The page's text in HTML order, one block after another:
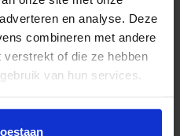
en analyse. Deze
combineren met andere
verstrekt of die ze hebben
van hun services.
aanpassen, bekijk dan
er in allerlei soorten en
Kassa schakelt de
om tot de